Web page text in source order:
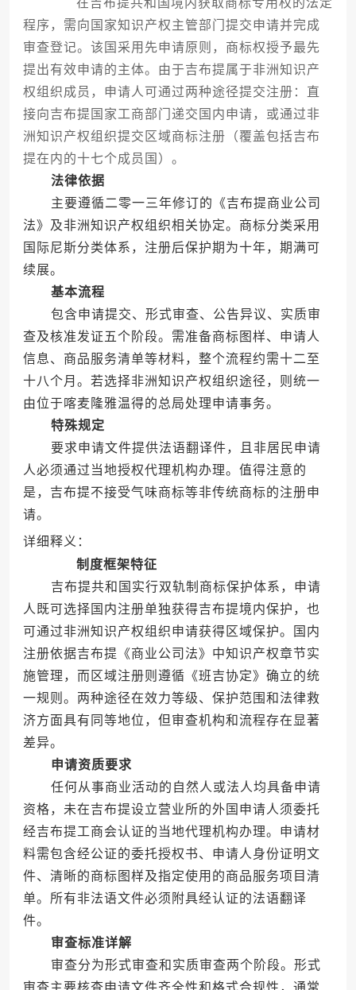
在吉布提共和国境内获取商标专用权的法定
程序，需向国家知识产权主管部门提交申请并完成
审查登记。该国采用先申请原则，商标权授予最先
提出有效申请的主体。由于吉布提属于非洲知识产
权组织成员，申请人可通过两种途径提交注册：直
接向吉布提国家工商部门递交国内申请，或通过非
洲知识产权组织提交区域商标注册（覆盖包括吉布
提在内的十七个成员国）。
法律依据
主要遵循二零一三年修订的《吉布提商业公司
法》及非洲知识产权组织相关协定。商标分类采用
国际尼斯分类体系，注册后保护期为十年，期满可
续展。
基本流程
包含申请提交、形式审查、公告异议、实质审
查及核准发证五个阶段。需准备商标图样、申请人
信息、商品服务清单等材料，整个流程约需十二至
十八个月。若选择非洲知识产权组织途径，则统一
由位于喀麦隆雅温得的总局处理申请事务。
特殊规定
要求申请文件提供法语翻译件，且非居民申请
人必须通过当地授权代理机构办理。值得注意的
是，吉布提不接受气味商标等非传统商标的注册申
请。
详细释义：
制度框架特征
吉布提共和国实行双轨制商标保护体系，申请
人既可选择国内注册单独获得吉布提境内保护，也
可通过非洲知识产权组织申请获得区域保护。国内
注册依据吉布提《商业公司法》中知识产权章节实
施管理，而区域注册则遵循《班吉协定》确立的统
一规则。两种途径在效力等级、保护范围和法律救
济方面具有同等地位，但审查机构和流程存在显著
差异。
申请资质要求
任何从事商业活动的自然人或法人均具备申请
资格，未在吉布提设立营业所的外国申请人须委托
经吉布提工商会认证的当地代理机构办理。申请材
料需包含经公证的委托授权书、申请人身份证明文
件、清晰的商标图样及指定使用的商品服务项目清
单。所有非法语文件必须附具经认证的法语翻译
件。
审查标准详解
审查分为形式审查和实质审查两个阶段。形式
审查主要核查申请文件齐全性和格式合规性，通常